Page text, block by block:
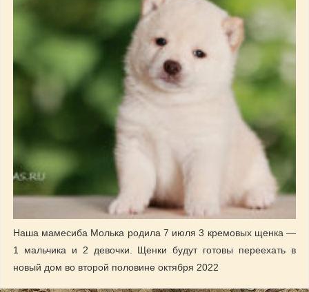
Наша мамесиба Молька родила 7 июля 3 кремовых щенка —
1 мальчика и 2 девочки. Щенки будут готовы переехать в
новый дом во второй половине октября 2022